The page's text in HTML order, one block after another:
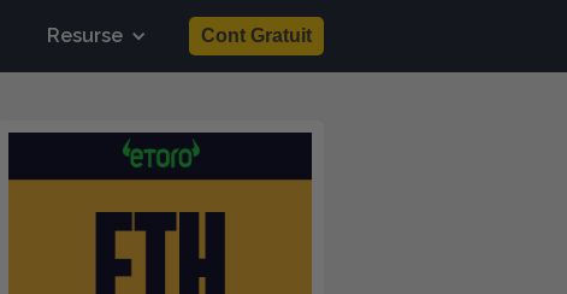
Resurse Cont Gratuit